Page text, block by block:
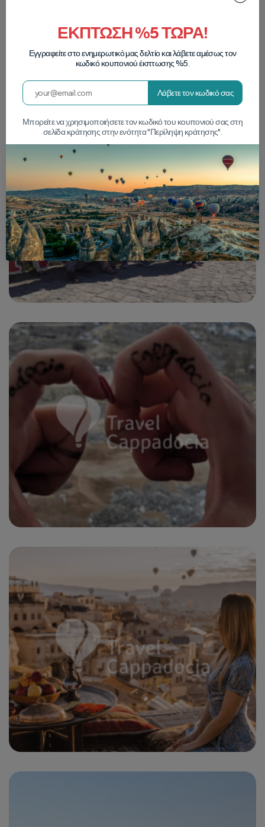
ΕΚΠΤΩΣΗ %5 ΤΩΡΑ!
Εγγραφείτε στο ενημερωτικό μας δελτίο και λάβετε αμέσως τον
κωδικό κουπονιού έκπτωσης %5.
Λάβετε τον κωδικό σας
Μπορείτε να χρησιμοποιήσετε τον κωδικό του κουπονιού σας στη
σελίδα κράτησης στην ενότητα "Περίληψη κράτησης".